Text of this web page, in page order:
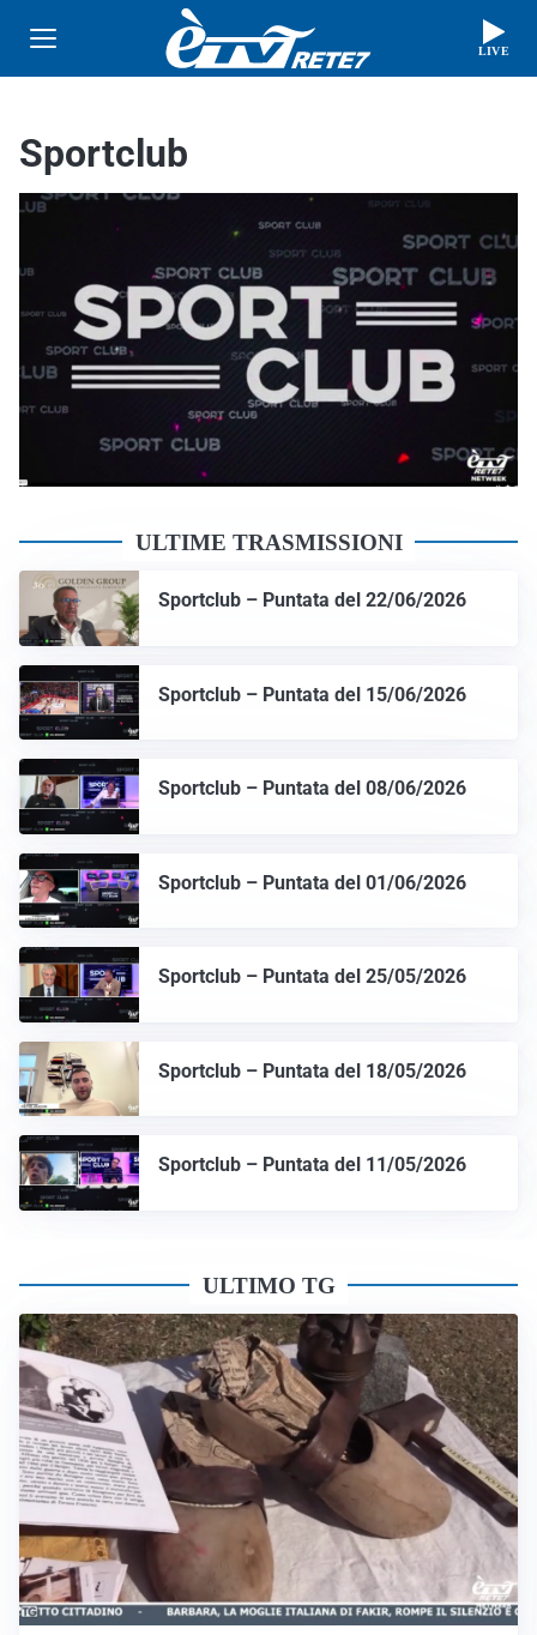
LIVE
Sportclub
ULTIME TRASMISSIONI
Sportclub – Puntata del 22/06/2026
Sportclub – Puntata del 15/06/2026
Sportclub – Puntata del 08/06/2026
Sportclub – Puntata del 01/06/2026
Sportclub – Puntata del 25/05/2026
Sportclub – Puntata del 18/05/2026
Sportclub – Puntata del 11/05/2026
ULTIMO TG